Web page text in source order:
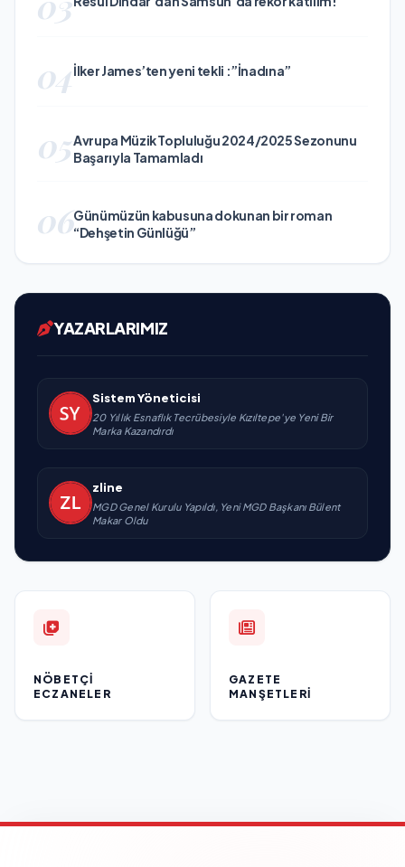
04İlker James’ten yeni tekli :”İnadına”
05Avrupa Müzik Topluluğu 2024/2025 Sezonunu
Başarıyla Tamamladı
06Günümüzün kabusuna dokunan bir roman
“Dehşetin Günlüğü”
YAZARLARIMIZ
Sistem Yöneticisi
20 Yıllık Esnaflık Tecrübesiyle Kızıltepe'ye Yeni Bir
Marka Kazandırdı
zline
MGD Genel Kurulu Yapıldı, Yeni MGD Başkanı Bülent
Makar Oldu
NÖBETÇI
ECZANELER
GAZETE
MANŞETLERI